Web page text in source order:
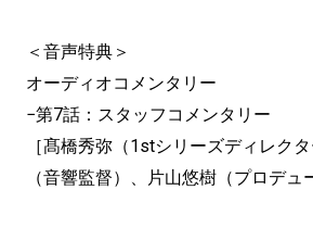
＜音声特典＞
オーディオコメンタリー
−第7話：スタッフコメンタリー
［髙橋秀弥（1stシリーズディレク
（音響監督）、片山悠樹（プロデュ